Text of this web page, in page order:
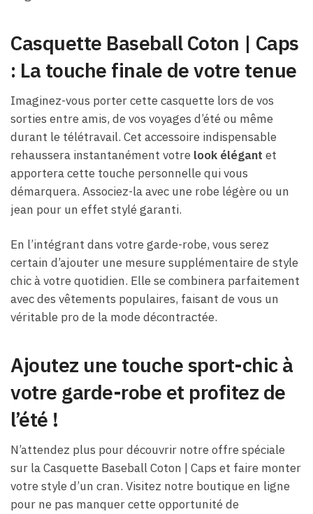
Casquette Baseball Coton | Caps
: La touche finale de votre tenue
Imaginez-vous porter cette casquette lors de vos
sorties entre amis, de vos voyages d’été ou même
durant le télétravail. Cet accessoire indispensable
rehaussera instantanément votre look élégant et
apportera cette touche personnelle qui vous
démarquera. Associez-la avec une robe légère ou un
jean pour un effet stylé garanti.
En l’intégrant dans votre garde-robe, vous serez
certain d’ajouter une mesure supplémentaire de style
chic à votre quotidien. Elle se combinera parfaitement
avec des vêtements populaires, faisant de vous un
véritable pro de la mode décontractée.
Ajoutez une touche sport-chic à
votre garde-robe et profitez de
l’été !
N’attendez plus pour découvrir notre offre spéciale
sur la Casquette Baseball Coton | Caps et faire monter
votre style d’un cran. Visitez notre boutique en ligne
pour ne pas manquer cette opportunité de